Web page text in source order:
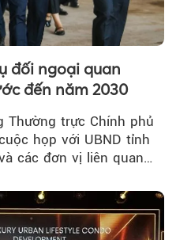
đối ngoại quan
đến năm 2030
Thường trực Chính phủ
họp với UBND tỉnh
các đơn vị liên quan